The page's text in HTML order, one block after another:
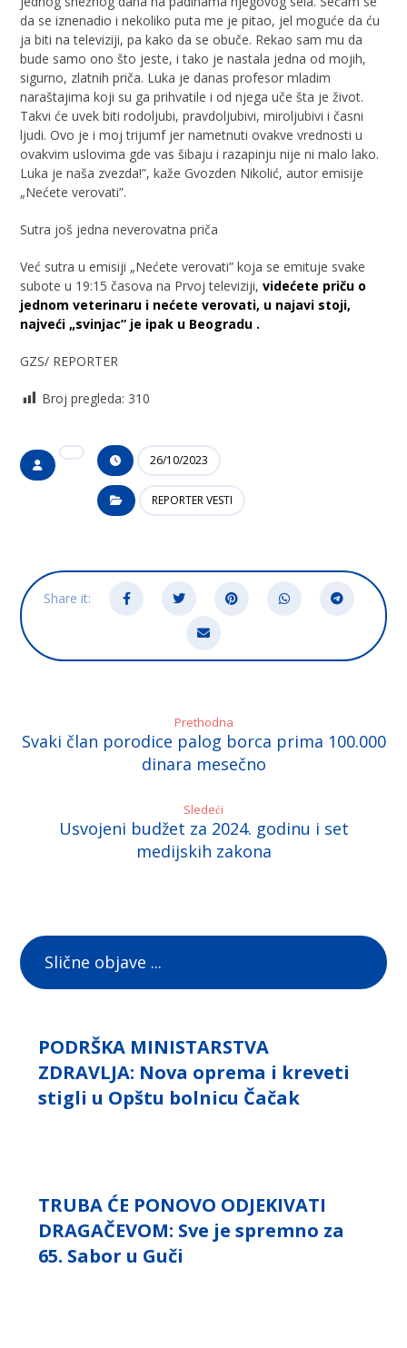
da se iznenadio i nekoliko puta me je pitao, jel moguće da ću
ja biti na televiziji, pa kako da se obuče. Rekao sam mu da
bude samo ono što jeste, i tako je nastala jedna od mojih,
sigurno, zlatnih priča. Luka je danas profesor mladim
naraštajima koji su ga prihvatile i od njega uče šta je život.
Takvi će uvek biti rodoljubi, pravdoljubivi, miroljubivi i časni
ljudi. Ovo je i moj trijumf jer nametnuti ovakve vrednosti u
ovakvim uslovima gde vas šibaju i razapinju nije ni malo lako.
Luka je naša zvezda!”, kaže Gvozden Nikolić, autor emisije
„Nećete verovati”.
Sutra još jedna neverovatna priča
Već sutra u emisiji „Nećete verovati” koja se emituje svake
subote u 19:15 časova na Prvoj televiziji,videćete priču o
jednom veterinaru i nećete verovati, u najavi stoji,
najveći „svinjac” je ipak u Beogradu .
GZS/ REPORTER
Broj pregleda: 310
26/10/2023
REPORTER VESTI
Prethodna
Svaki član porodice palog borca prima 100.000
dinara mesečno
Sledeći
Usvojeni budžet za 2024. godinu i set
medijskih zakona
Slične objave ...
PODRŠKA MINISTARSTVA
ZDRAVLJA: Nova oprema i kreveti
stigli u Opštu bolnicu Čačak
TRUBA ĆE PONOVO ODJEKIVATI
DRAGAČEVOM: Sve je spremno za
65. Sabor u Guči